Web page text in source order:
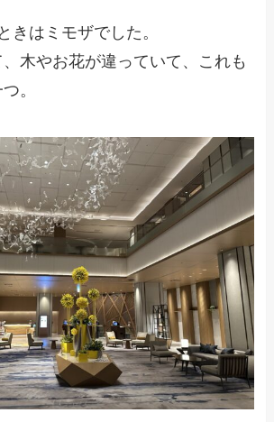
きはミモザでした。
木やお花が違っていて、これも
。